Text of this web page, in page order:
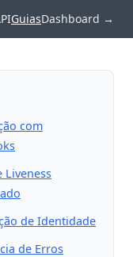
GuiasDashboard →
com
Liveness
de Identidade
de Erros